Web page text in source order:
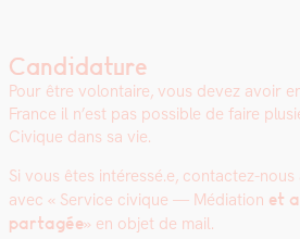
Candidature
Pour être volon­taire, vous devez avoir
France il n’est pas pos­si­ble de faire
Civique dans sa vie.
Si vous êtes intéressé.e, con­tactez-
avec « Ser­vice civique — Médi­a­tion et
partagée» en objet de mail.